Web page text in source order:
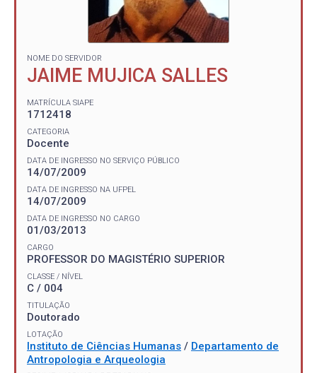
NOME DO SERVIDOR
JAIME MUJICA SALLES
MATRÍCULA SIAPE
1712418
CATEGORIA
Docente
DATA DE INGRESSO NO SERVIÇO PÚBLICO
14/07/2009
DATA DE INGRESSO NA UFPEL
14/07/2009
DATA DE INGRESSO NO CARGO
01/03/2013
CARGO
PROFESSOR DO MAGISTÉRIO SUPERIOR
CLASSE / NÍVEL
C / 004
TITULAÇÃO
Doutorado
LOTAÇÃO
Instituto de Ciências Humanas / Departamento de
Antropologia e Arqueologia